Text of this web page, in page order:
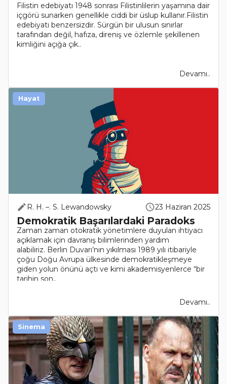
Filistin edebiyatı 1948 sonrası Filistinlilerin yaşamına dair
içgörü sunarken genellikle ciddi bir üslup kullanır.Filistin
edebiyatı benzersizdir. Sürgün bir ulusun sınırlar
tarafından değil, hafıza, direniş ve özlemle şekillenen
kimliğini açığa çık..
Devamı..
R. H. –. S. Lewandowsky 23 Haziran 2025
Demokratik Başarılardaki Paradoks
Zaman zaman otokratik yönetimlere duyulan ihtiyacı
açıklamak için davranış bilimlerinden yardım
alabiliriz. Berlin Duvarı’nın yıkılması 1989 yılı itibariyle
çoğu Doğu Avrupa ülkesinde demokratikleşmeye
giden yolun önünü açtı ve kimi akademisyenlerce “bir
tarihin son..
Devamı..
Hayat
Sinema